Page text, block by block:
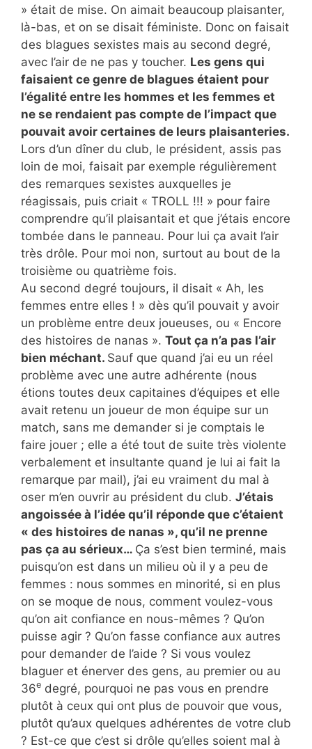
» était de mise. On aimait beaucoup plaisanter,
là-bas, et on se disait féministe. Donc on faisait
des blagues sexistes mais au second degré,
avec l’air de ne pas y toucher. Les gens qui
faisaient ce genre de blagues étaient pour
l’égalité entre les hommes et les femmes et
ne se rendaient pas compte de l’impact que
pouvait avoir certaines de leurs plaisanteries.
Lors d’un dîner du club, le président, assis pas
loin de moi, faisait par exemple régulièrement
des remarques sexistes auxquelles je
réagissais, puis criait « TROLL !!! » pour faire
comprendre qu’il plaisantait et que j’étais encore
tombée dans le panneau. Pour lui ça avait l’air
très drôle. Pour moi non, surtout au bout de la
troisième ou quatrième fois.
Au second degré toujours, il disait « Ah, les
femmes entre elles ! » dès qu’il pouvait y avoir
un problème entre deux joueuses, ou « Encore
des histoires de nanas ». Tout ça n’a pas l’air
bien méchant. Sauf que quand j’ai eu un réel
problème avec une autre adhérente (nous
étions toutes deux capitaines d’équipes et elle
avait retenu un joueur de mon équipe sur un
match, sans me demander si je comptais le
faire jouer ; elle a été tout de suite très violente
verbalement et insultante quand je lui ai fait la
remarque par mail), j’ai eu vraiment du mal à
oser m’en ouvrir au président du club. J’étais
angoissée à l’idée qu’il réponde que c’étaient
« des histoires de nanas », qu’il ne prenne
pas ça au sérieux… Ça s’est bien terminé, mais
puisqu’on est dans un milieu où il y a peu de
femmes : nous sommes en minorité, si en plus
on se moque de nous, comment voulez-vous
qu’on ait confiance en nous-mêmes ? Qu’on
puisse agir ? Qu’on fasse confiance aux autres
pour demander de l’aide ? Si vous voulez
blaguer et énerver des gens, au premier ou au
36e degré, pourquoi ne pas vous en prendre
plutôt à ceux qui ont plus de pouvoir que vous,
plutôt qu’aux quelques adhérentes de votre club
? Est-ce que c’est si drôle qu’elles soient mal à